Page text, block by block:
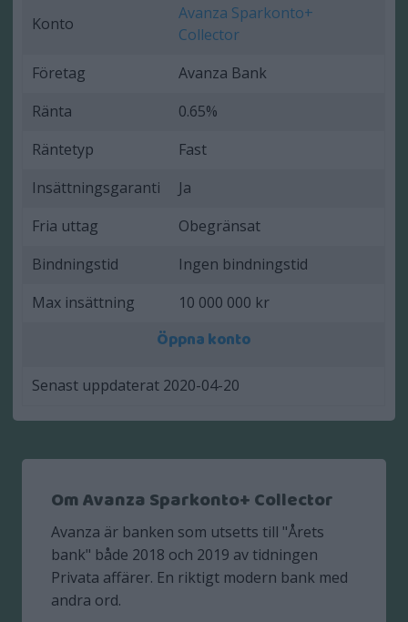
Konto
Avanza Sparkonto+
Collector
Företag
Avanza Bank
Ränta
0.65%
Räntetyp
Fast
Insättningsgaranti
Ja
Fria uttag
Obegränsat
Bindningstid
Ingen bindningstid
Max insättning
10 000 000 kr
Öppna konto
Senast uppdaterat 2020-04-20
Om Avanza Sparkonto+ Collector
Avanza är banken som utsetts till "Årets
bank" både 2018 och 2019 av tidningen
Privata affärer. En riktigt modern bank med
andra ord.